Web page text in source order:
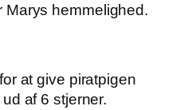
Marys hemmelighed.
at give piratpigen
af 6 stjerner.